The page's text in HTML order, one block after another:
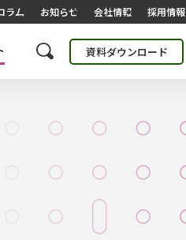
ラム お知らせ 会社情報 採用情報
資料ダウンロード